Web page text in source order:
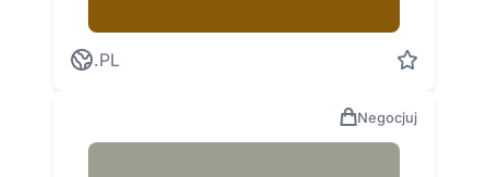
.PL
Negocjuj